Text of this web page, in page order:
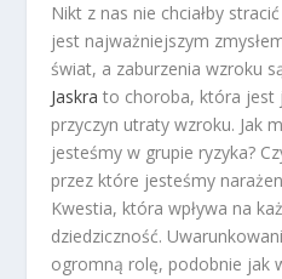
Nikt z nas nie chciałby
jest najważniejszym
świat, a zaburzenia wzroku
Jaskra to choroba, która jest
przyczyn utraty wzroku. Jak
jesteśmy w grupie ryzyka?
przez które jesteśmy
Kwestia, która wpływa na
dziedziczność.
ogromną rolę, podobnie jak